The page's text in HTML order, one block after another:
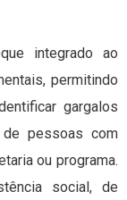
integrado ao
permitindo
gargalos
de pessoas com
ou programa.
social, de